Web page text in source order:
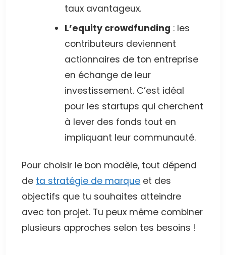
taux avantageux.
L’equity crowdfunding : les
contributeurs deviennent
actionnaires de ton entreprise
en échange de leur
investissement. C’est idéal
pour les startups qui cherchent
à lever des fonds tout en
impliquant leur communauté.
Pour choisir le bon modèle, tout dépend
de ta stratégie de marque et des
objectifs que tu souhaites atteindre
avec ton projet. Tu peux même combiner
plusieurs approches selon tes besoins !